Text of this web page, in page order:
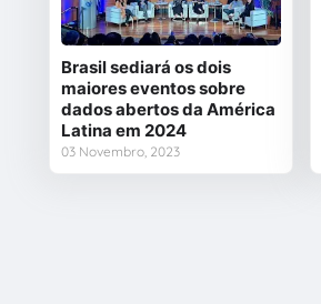
Brasil sediará os dois
maiores eventos sobre
dados abertos da América
Latina em 2024
03 Novembro, 2023